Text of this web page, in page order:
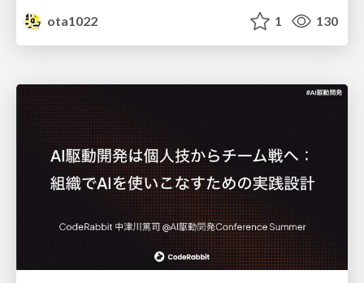
ota1022
1 130